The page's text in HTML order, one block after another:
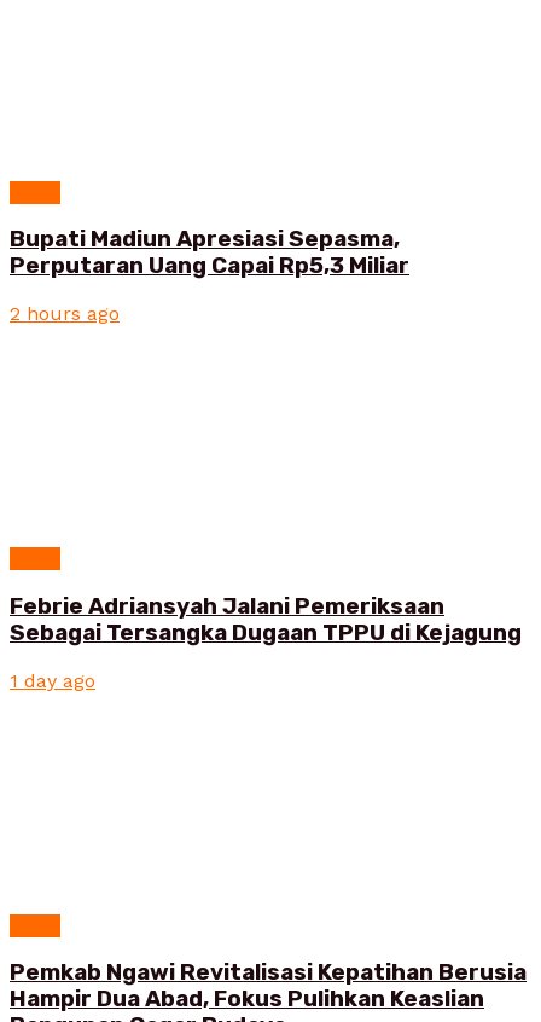
Bupati Madiun Apresiasi Sepasma,
Perputaran Uang Capai Rp5,3 Miliar
2 hours ago
Febrie Adriansyah Jalani Pemeriksaan
Sebagai Tersangka Dugaan TPPU di Kejagung
1 day ago
Pemkab Ngawi Revitalisasi Kepatihan Berusia
Hampir Dua Abad, Fokus Pulihkan Keaslian